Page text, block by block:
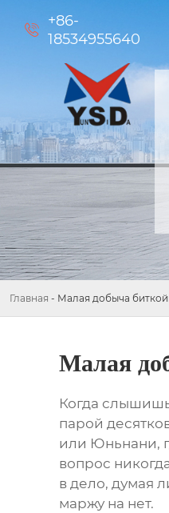

+86-
18534955640
Главная - Малая добыча
Малая
Когда
парой
или Юньнани,
вопрос
в дело, думая
маржу на нет.